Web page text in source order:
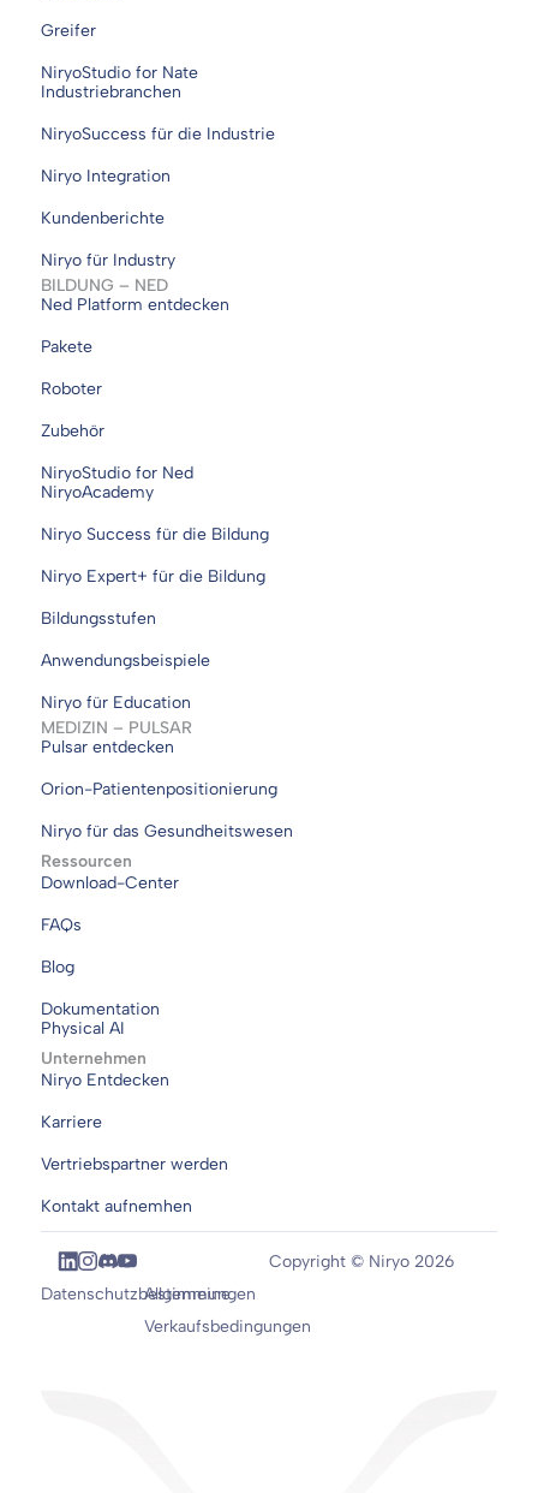
Greifer
NiryoStudio for Nate
Industriebranchen
NiryoSuccess für die Industrie
Niryo Integration
Kundenberichte
Niryo für Industry
BILDUNG – NED
Ned Platform entdecken
Pakete
Roboter
Zubehör
NiryoStudio for Ned
NiryoAcademy
Niryo Success für die Bildung
Niryo Expert+ für die Bildung
Bildungsstufen
Anwendungsbeispiele
Niryo für Education
MEDIZIN – PULSAR
Pulsar entdecken
Orion-Patientenpositionierung
Niryo für das Gesundheitswesen
Ressourcen
Download-Center
FAQs
Blog
Dokumentation
Physical AI
Unternehmen
Niryo Entdecken
Karriere
Vertriebspartner werden
Kontakt aufnemhen
Datenschutzbestimmungen
Allgemeine
Verkaufsbedingungen
Copyright © Niryo 2026